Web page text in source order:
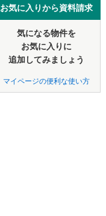
お気に入りから資料請求
気になる物件を
お気に入りに
追加してみましょう
マイページの便利な使い方